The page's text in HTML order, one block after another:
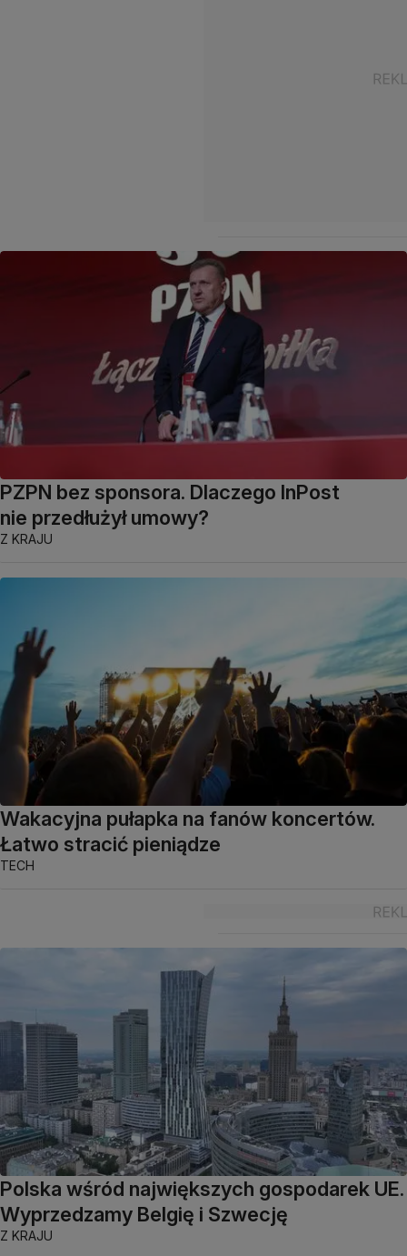
PZPN bez sponsora. Dlaczego InPost
nie przedłużył umowy?
Z KRAJU
Wakacyjna pułapka na fanów koncertów.
Łatwo stracić pieniądze
TECH
Polska wśród największych gospodarek UE.
Wyprzedzamy Belgię i Szwecję
Z KRAJU